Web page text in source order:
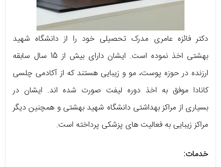
دکتر فائزه عامری مدرک تحصیلی خود را از دانشگاه شهید
بهشتی اخذ نموده است. ایشان دارای بیش از 15 سال سابقه‌
ارزنده در حوزه‌ پوست، مو و زیبایی هستند که از آکادمی چلسی
کانادا موفق به اخذ دوره‌ لیفت صورت شده‌ اند. ایشان در
بسیاری از مراکز بهداشتی دانشگاه شهید بهشتی و همچنین دیگر
مراکز زیبایی به فعالیت‌ های پزشکی پرداخته است.
خدمات: